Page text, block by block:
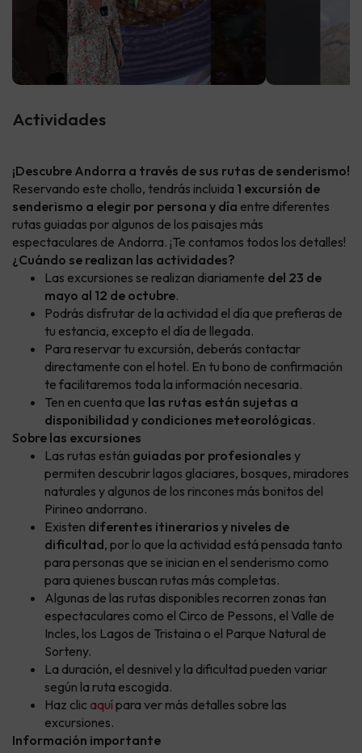
Actividades
¡Descubre Andorra a través de sus rutas de senderismo!
Reservando este chollo, tendrás incluida 1 excursión de
senderismo a elegir por persona y día entre diferentes
rutas guiadas por algunos de los paisajes más
espectaculares de Andorra. ¡Te contamos todos los detalles!
¿Cuándo se realizan las actividades?
Las excursiones se realizan diariamente del 23 de
mayo al 12 de octubre.
Podrás disfrutar de la actividad el día que prefieras de
tu estancia, excepto el día de llegada.
Para reservar tu excursión, deberás contactar
directamente con el hotel. En tu bono de confirmación
te facilitaremos toda la información necesaria.
Ten en cuenta que las rutas están sujetas a
disponibilidad y condiciones meteorológicas.
Sobre las excursiones
Las rutas están guiadas por profesionales y
permiten descubrir lagos glaciares, bosques, miradores
naturales y algunos de los rincones más bonitos del
Pirineo andorrano.
Existen diferentes itinerarios y niveles de
dificultad, por lo que la actividad está pensada tanto
para personas que se inician en el senderismo como
para quienes buscan rutas más completas.
Algunas de las rutas disponibles recorren zonas tan
espectaculares como el Circo de Pessons, el Valle de
Incles, los Lagos de Tristaina o el Parque Natural de
Sorteny.
La duración, el desnivel y la dificultad pueden variar
según la ruta escogida.
Haz clic aquípara ver más detalles sobre las
excursiones.
Información importante